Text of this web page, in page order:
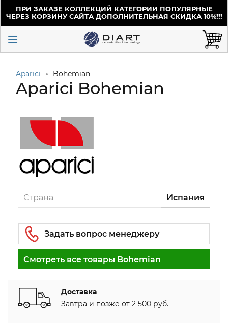
ПРИ ЗАКАЗЕ КОЛЛЕКЦИЙ КАТЕГОРИИ ПОПУЛЯРНЫЕ
ЧЕРЕЗ КОРЗИНУ САЙТА ДОПОЛНИТЕЛЬНАЯ СКИДКА 10%!!!
Aparici Bohemian
Aparici Bohemian
Страна Испания
Смотреть все товары Bohemian
Доставка
Завтра и позже от 2 500 руб.